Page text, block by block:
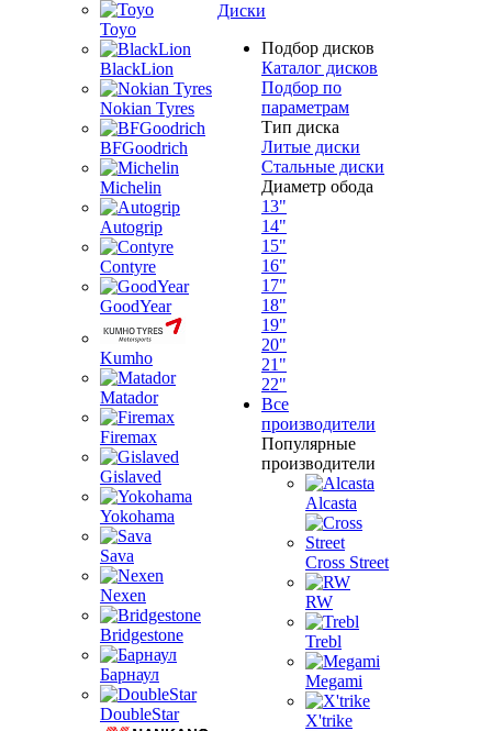
Toyo
BlackLion
Nokian Tyres
BFGoodrich
Michelin
Autogrip
Contyre
GoodYear
Kumho
Matador
Firemax
Gislaved
Yokohama
Sava
Nexen
Bridgestone
Барнаул
DoubleStar
Диски
Подбор дисков
Каталог дисков
Подбор по
параметрам
Тип диска
Литые диски
Стальные диски
Диаметр обода
13"
14"
15"
16"
17"
18"
19"
20"
21"
22"
Все
производители
Популярные
производители
Alcasta
Cross Street
RW
Trebl
Megami
X'trike